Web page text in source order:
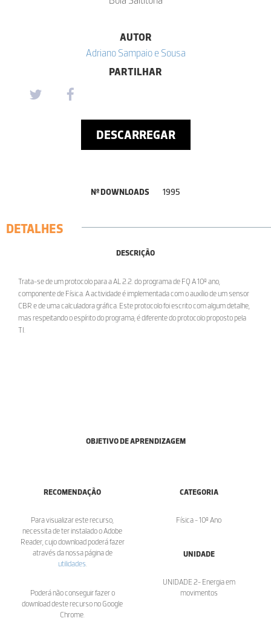
AUTOR
Adriano Sampaio e Sousa
PARTILHAR
DESCARREGAR
Nº DOWNLOADS 1995
DETALHES
DESCRIÇÃO
Trata-se de um protocolo para a AL 2.2. do programa de FQ A 10º ano,
componente de Física. A actividade é implementada com o auxílio de um sensor
CBR e de uma calculadora gráfica. Este protocolo foi escrito com algum detalhe,
mas respeitando o espírito do programa; é diferente do protocolo proposto pela
TI.
OBJETIVO DE APRENDIZAGEM
RECOMENDAÇÃO
Para visualizar este recurso,
necessita de ter instalado o Adobe
Reader, cujo download poderá fazer
através da nossa página de
utilidades
Poderá não conseguir fazer o
download deste recurso no Google
Chrome.
CATEGORIA
Física - 10º Ano
UNIDADE
UNIDADE 2- Energia em
movimentos